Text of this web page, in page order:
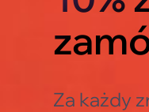
Za każdy